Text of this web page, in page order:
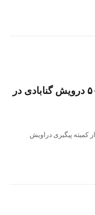
بی‌خبری از وضعیت بیش از ۵۰ درویش گنابادی در
کمیته پیگیری دراویش